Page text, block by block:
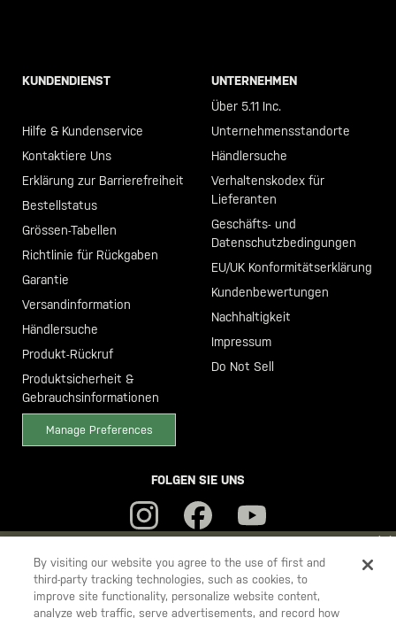
YOU ARE SHOPPING ON OURDEUTSCHLANDSITE. WOULD YOU
LIKE TO SHIP TO ANOTHER COUNTRY?
STAY ONDEUTSCHLAND
KUNDENDIENST
Hilfe & Kundenservice
Kontaktiere Uns
Erklärung zur Barrierefreiheit
Bestellstatus
Grössen-Tabellen
Richtlinie für Rückgaben
Garantie
Versandinformation
Händlersuche
Produkt-Rückruf
Produktsicherheit &
Gebrauchsinformationen
Manage Preferences
UNTERNEHMEN
Über 5.11 Inc.
Unternehmensstandorte
Händlersuche
Verhaltenskodex für
Lieferanten
Geschäfts- und
Datenschutzbedingungen
EU/UK Konformitätserklärung
Kundenbewertungen
Nachhaltigkeit
Impressum
Do Not Sell
FOLGEN SIE UNS
5.11
By visiting our website you agree to the use of first and
third-party tracking technologies, such as cookies, to
improve site functionality, personalize website content,
analyze web traffic, serve advertisements, and record how